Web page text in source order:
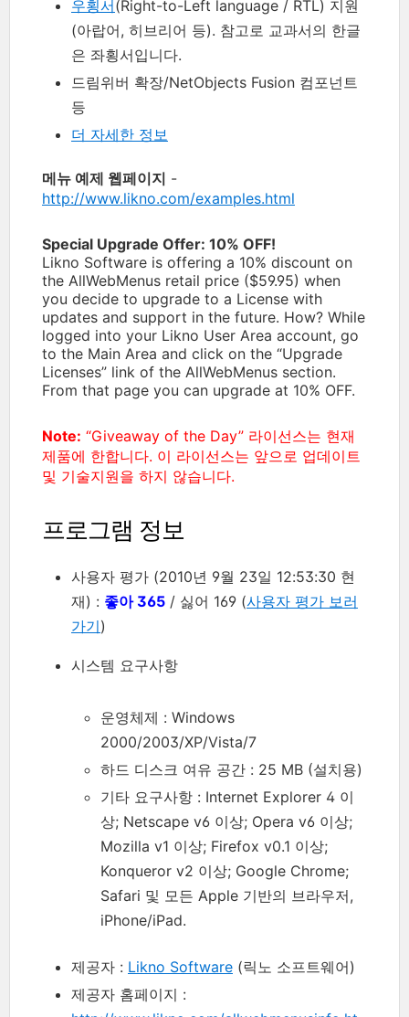
우횡서(Right-to-Left language / RTL) 지원
(아랍어, 히브리어 등). 참고로 교과서의 한글
은 좌횡서입니다.
드림위버 확장/NetObjects Fusion 컴포넌트
등
더 자세한 정보
메뉴 예제 웹페이지 -
http://www.likno.com/examples.html
Special Upgrade Offer: 10% OFF!
Likno Software is offering a 10% discount on
the AllWebMenus retail price ($59.95) when
you decide to upgrade to a License with
updates and support in the future. How? While
logged into your Likno User Area account, go
to the Main Area and click on the “Upgrade
Licenses” link of the AllWebMenus section.
From that page you can upgrade at 10% OFF.
Note: “Giveaway of the Day” 라이선스는 현재
제품에 한합니다. 이 라이선스는 앞으로 업데이트
및 기술지원을 하지 않습니다.
프로그램 정보
사용자 평가 (2010년 9월 23일 12:53:30 현
재) : 좋아 365 / 싫어 169 (사용자 평가 보러
가기)
시스템 요구사항
운영체제 : Windows
2000/2003/XP/Vista/7
하드 디스크 여유 공간 : 25 MB (설치용)
기타 요구사항 : Internet Explorer 4 이
상; Netscape v6 이상; Opera v6 이상;
Mozilla v1 이상; Firefox v0.1 이상;
Konqueror v2 이상; Google Chrome;
Safari 및 모든 Apple 기반의 브라우저,
iPhone/iPad.
제공자 : Likno Software (릭노 소프트웨어)
제공자 홈페이지 :